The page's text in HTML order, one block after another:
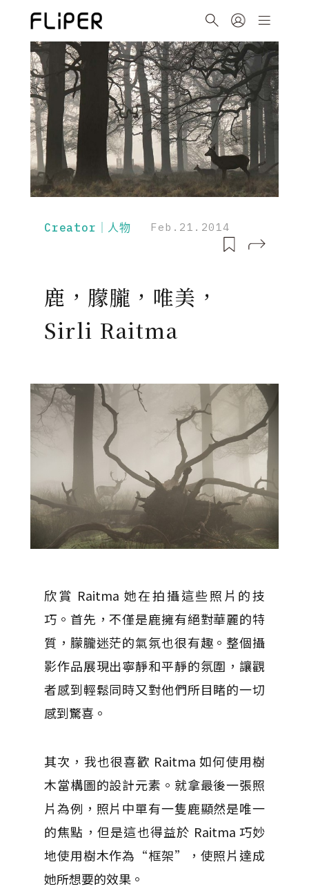
Creator｜人物 Feb.21.2014
鹿，朦朧，唯美，
Sirli Raitma
欣賞 Raitma 她在拍攝這些照片的技
巧。首先，不僅是鹿擁有絕對華麗的特
質，朦朧迷茫的氣氛也很有趣。整個攝
影作品展現出寧靜和平靜的氛圍，讓觀
者感到輕鬆同時又對他們所目睹的一切
感到驚喜。
其次，我也很喜歡 Raitma 如何使用樹
木當構圖的設計元素。就拿最後一張照
片為例，照片中單有一隻鹿顯然是唯一
的焦點，但是這也得益於 Raitma 巧妙
地使用樹木作為“框架”，使照片達成
她所想要的效果。